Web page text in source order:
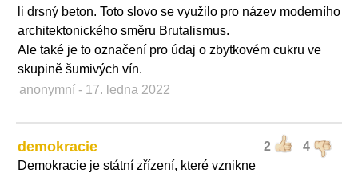
li drsný beton. Toto slovo se využilo pro název moderního
architektonického směru Brutalismus.
Ale také je to označení pro údaj o zbytkovém cukru ve
skupině šumivých vín.
anonymní - 17. ledna 2022
2 4
demokracie
Demokracie je státní zřízení, které vznikne